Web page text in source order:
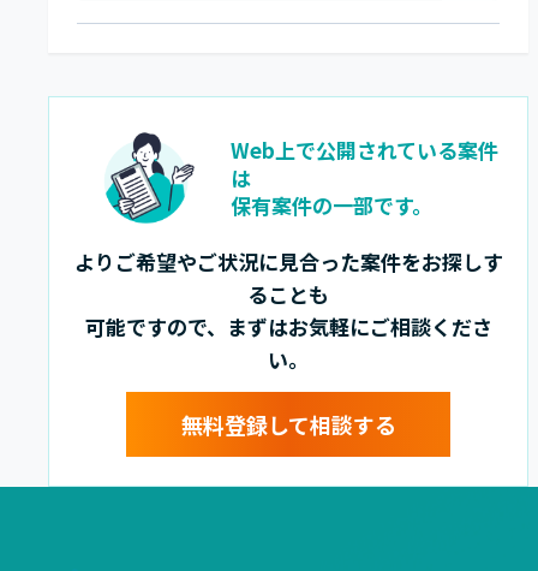
Web上で公開されている案件
は
保有案件の一部です。
よりご希望やご状況に見合った案件をお探しす
ることも
可能ですので、まずはお気軽にご相談くださ
い。
無料登録して相談する